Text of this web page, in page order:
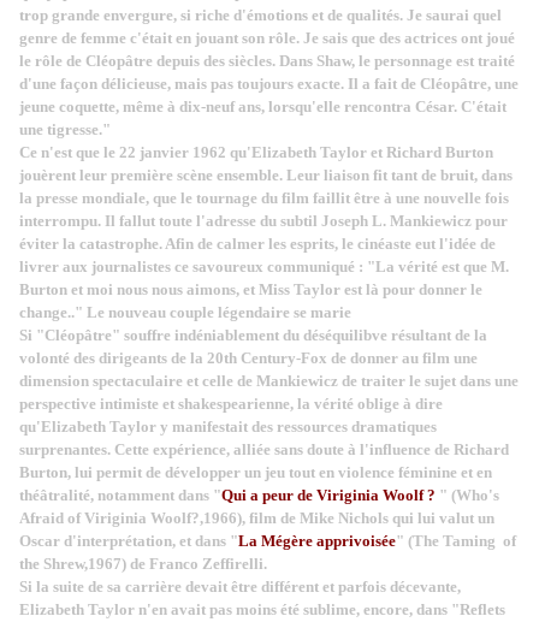
trop grande envergure, si riche d'émotions et de qualités. Je saurai quel
genre de femme c'était en jouant son rôle. Je sais que des actrices ont joué
le rôle de Cléopâtre depuis des siècles. Dans Shaw, le personnage est traité
d'une façon délicieuse, mais pas toujours exacte. Il a fait de Cléopâtre, une
jeune coquette, même à dix-neuf ans, lorsqu'elle rencontra César. C'était
une tigresse."
Ce n'est que le 22 janvier 1962 qu'Elizabeth Taylor et Richard Burton
jouèrent leur première scène ensemble. Leur liaison fit tant de bruit, dans
la presse mondiale, que le tournage du film faillit être à une nouvelle fois
interrompu. Il fallut toute l'adresse du subtil Joseph L. Mankiewicz pour
éviter la catastrophe. Afin de calmer les esprits, le cinéaste eut l'idée de
livrer aux journalistes ce savoureux communiqué : "La vérité est que M.
Burton et moi nous nous aimons, et Miss Taylor est là pour donner le
change.." Le nouveau couple légendaire se marie
Si "Cléopâtre" souffre indéniablement du déséquilibve résultant de la
volonté des dirigeants de la 20th Century-Fox de donner au film une
dimension spectaculaire et celle de Mankiewicz de traiter le sujet dans une
perspective intimiste et shakespearienne, la vérité oblige à dire
qu'Elizabeth Taylor y manifestait des ressources dramatiques
surprenantes. Cette expérience, alliée sans doute à l'influence de Richard
Burton, lui permit de développer un jeu tout en violence féminine et en
théâtralité, notamment dans "Qui a peur de Viriginia Woolf ? " (Who's
Afraid of Viriginia Woolf?,1966), film de Mike Nichols qui lui valut un
Oscar d'interprétation, et dans "La Mégère apprivoisée" (The Taming of
the Shrew,1967) de Franco Zeffirelli.
Si la suite de sa carrière devait être différent et parfois décevante,
Elizabeth Taylor n'en avait pas moins été sublime, encore, dans "Reflets